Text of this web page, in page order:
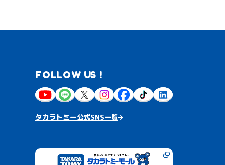
FOLLOW US !
タカラトミー公式SNS一覧